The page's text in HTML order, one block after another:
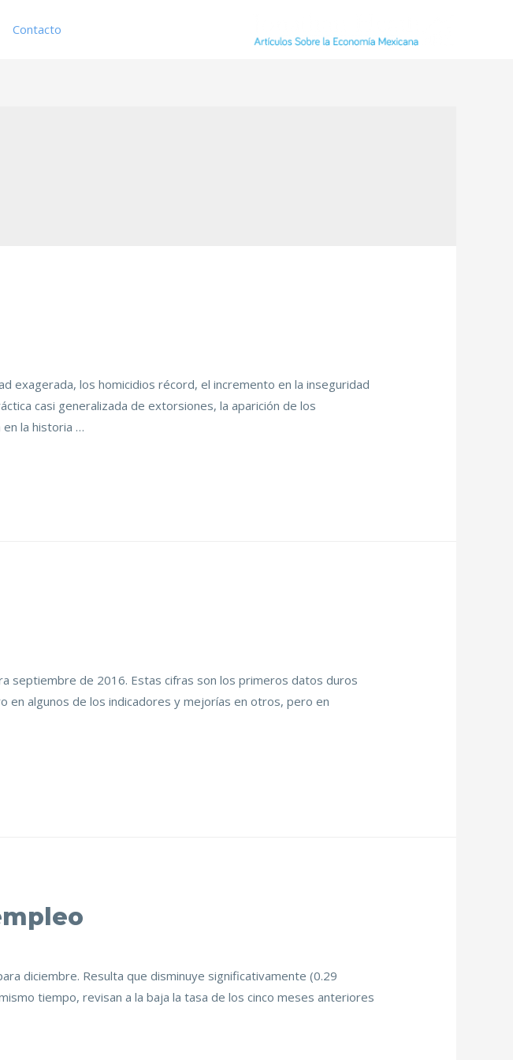
Contacto
exagerada, los homicidios récord, el incremento en la inseguridad
casi generalizada de extorsiones, la aparición de los
la historia …
septiembre de 2016. Estas cifras son los primeros datos duros
algunos de los indicadores y mejorías en otros, pero en
diciembre. Resulta que disminuye significativamente (0.29
tiempo, revisan a la baja la tasa de los cinco meses anteriores